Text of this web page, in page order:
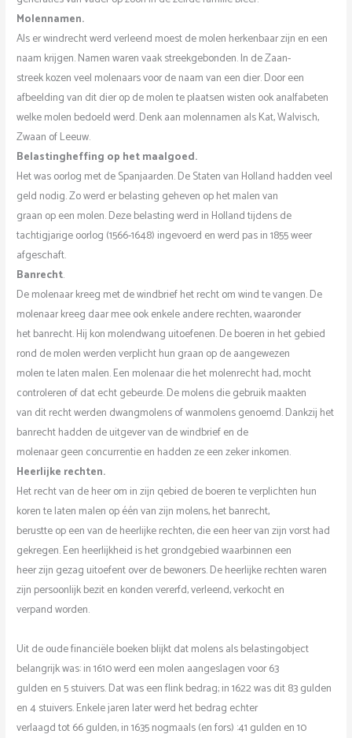
Molennamen.
Als er windrecht werd verleend moest de molen herkenbaar zijn en een
naam krijgen. Namen waren vaak streekgebonden. ln de Zaan-
streek kozen veel molenaars voor de naam van een dier. Door een
afbeelding van dit dier op de molen te plaatsen wisten ook analfabeten
welke molen bedoeld werd. Denk aan molennamen als Kat, Walvisch,
Zwaan of Leeuw.
Belastingheffing op het maalgoed.
Het was oorlog met de Spanjaarden. De Staten van Holland hadden veel
geld nodig. Zo werd er belasting geheven op het malen van
graan op een molen. Deze belasting werd in Holland tijdens de
tachtigjarige oorlog (1566-1648) ingevoerd en werd pas in 1855 weer
afgeschaft.
Banrecht.
De molenaar kreeg met de windbrief het recht om wind te vangen. De
molenaar kreeg daar mee ook enkele andere rechten, waaronder
het banrecht. Hij kon molendwang uitoefenen. De boeren in het gebied
rond de molen werden verplicht hun graan op de aangewezen
molen te laten malen. Een molenaar die het molenrecht had, mocht
controleren of dat echt gebeurde. De molens die gebruik maakten
van dit recht werden dwangmolens of wanmolens genoemd. Dankzij het
banrecht hadden de uitgever van de windbrief en de
molenaar geen concurrentie en hadden ze een zeker inkomen.
Heerlijke rechten.
Het recht van de heer om in zijn qebied de boeren te verplichten hun
koren te laten malen op één van zijn molens, het banrecht,
berustte op een van de heerlijke rechten, die een heer van zijn vorst had
gekregen. Een heerlijkheid is het grondgebied waarbinnen een
heer zijn gezag uitoefent over de bewoners. De heerlijke rechten waren
zijn persoonlijk bezit en konden vererfd, verleend, verkocht en
verpand worden.
Uit de oude financiële boeken blijkt dat molens als belastingobject
belangrijk was: in 1610 werd een molen aangeslagen voor 63
gulden en 5 stuivers. Dat was een flink bedrag; in 1622 was dit 83 gulden
en 4 stuivers. Enkele jaren later werd het bedrag echter
verlaagd tot 66 gulden, in 1635 nogmaals (en fors) :41 gulden en 10